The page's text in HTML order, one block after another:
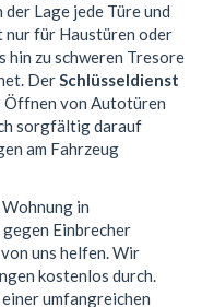
der Lage jede Türe und
nur für Haustüren oder
hin zu schweren Tresore
DerSchlüsseldienst
Öffnen von Autotüren
sorgfältig darauf
am Fahrzeug
in
Einbrecher
uns helfen. Wir
kostenlos durch.
umfangreichen